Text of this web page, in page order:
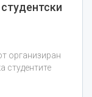
организиран
студентите